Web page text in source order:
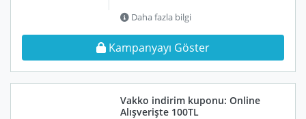
Daha fazla bilgi
Kampanyayı Göster
Vakko indirim kuponu: Online
Alışverişte 100TL